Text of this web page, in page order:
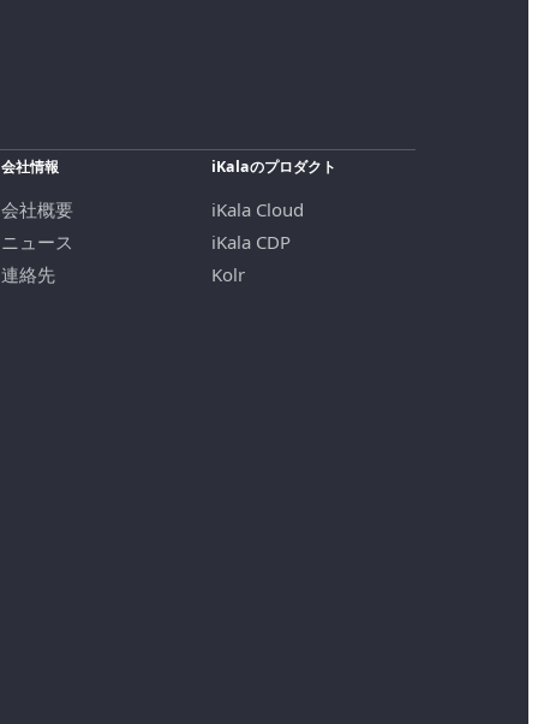
会社情報
会社概要
ニュース
連絡先
iKalaのプロダクト
iKala Cloud
iKala CDP
Kolr